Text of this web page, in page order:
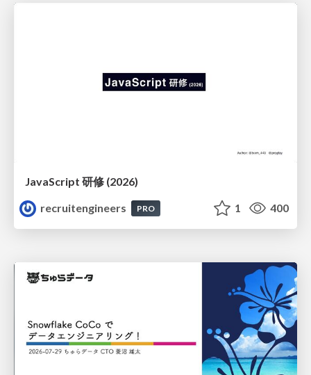
JavaScript 研修 (2026)
recruitengineers
PRO 1 400